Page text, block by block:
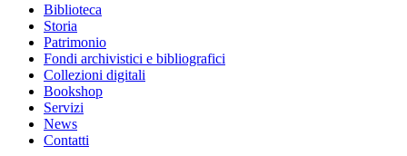
Biblioteca
Storia
Patrimonio
Fondi archivistici e bibliografici
Collezioni digitali
Bookshop
Servizi
News
Contatti